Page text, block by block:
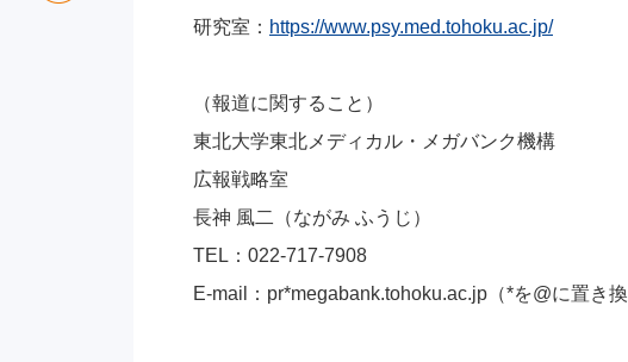
研究室： https://www.psy.med.tohoku.ac.jp/
（報道に関すること）
東北大学東北メディカル・メガバンク機構
広報戦略室
長神 風二（ながみ ふうじ）
TEL：022-717-7908
E-mail：pr*megabank.tohoku.ac.jp（*を@に置き換